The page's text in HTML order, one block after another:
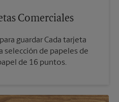
Comerciales
guardar Cada tarjeta
selección de papeles de
de 16 puntos.